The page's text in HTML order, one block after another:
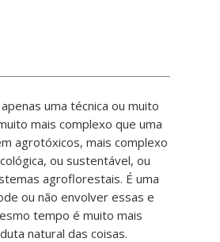
uma técnica ou muito
mais complexo que uma
agrotóxicos, mais complexo
ou sustentável, ou
agroflorestais. É uma
ou não envolver essas e
tempo é muito mais
natural das coisas.